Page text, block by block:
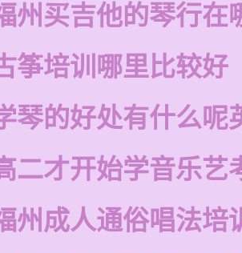
州买吉他的琴行在
筝培训哪里比较好
琴的好处有什么呢
二才开始学音乐艺
州成人通俗唱法培